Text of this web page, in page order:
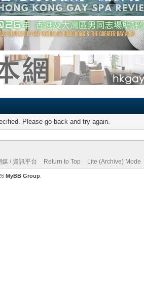
Please go back and try again.
媒 / 資訊平台 Return to Top Lite (Archive) Mode
MyBB Group